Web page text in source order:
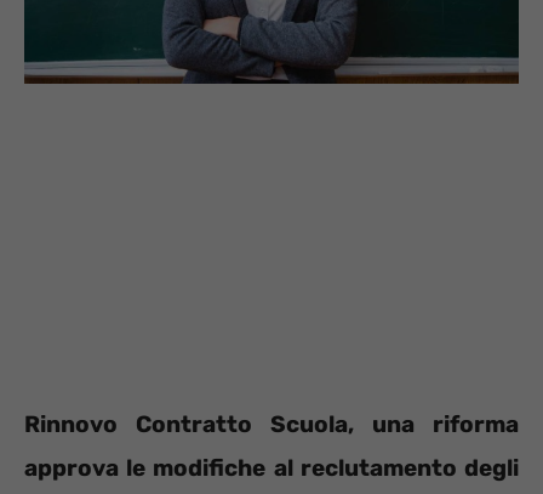
Rinnovo Contratto Scuola, una riforma
approva le modifiche al reclutamento degli